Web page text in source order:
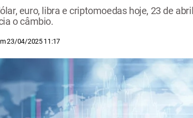
euro, libra e criptomoedas hoje, 23 de
o câmbio.
23/04/2025 11:17